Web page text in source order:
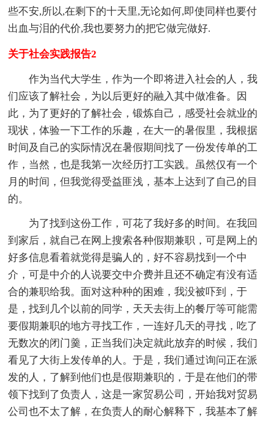
些不安,所以,在剩下的十天里,无论如何,即使同样也要付
出血与泪的代价,我也要努力的把它做完做好.
关于社会实践报告2
作为当代大学生，作为一个即将进入社会的人，我
们应该了解社会，为以后更好的融入其中做准备。因
此，为了更好的了解社会，锻炼自己，感受社会就业的
现状，体验一下工作的乐趣，在大一的暑假里，我根据
时间及自己的实际情况在暑假期间找了一份发传单的工
作，当然，也是我第一次经历打工实践。虽然仅有一个
月的时间，但我觉得受益匪浅，基本上达到了自己的目
的。
为了找到这份工作，可花了我好多的时间。在我回
到家后，就自己在网上搜索各种假期兼职，可是网上的
好多信息看着就觉得是骗人的，好不容易找到一个中
介，可是中介的人说要交中介费并且还不确定有没有适
合的兼职给我。面对这种种的困难，我没被吓到，于
是，找到几个以前的同学，天天去街上的餐厅等可能需
要假期兼职的地方寻找工作，一连好几天的寻找，吃了
无数次的闭门羹，正当我们决定就此放弃的时候，我们
看见了大街上发传单的人。于是，我们通过询问正在派
发的人，了解到他们也是假期兼职的，于是在他们的带
领下找到了负责人，这是一家贸易公司，开始我对贸易
公司也不太了解，在负责人的耐心解释下，我基本了解